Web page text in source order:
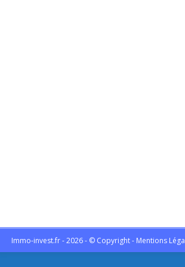
Immo-invest.fr - 2026 - © Copyright - Mentions